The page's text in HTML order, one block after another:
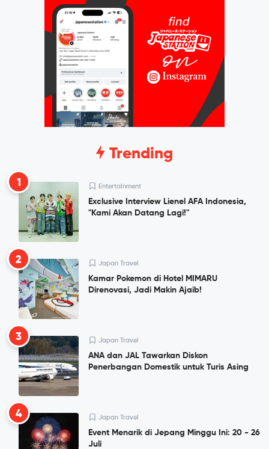
Trending
1 Entertainment
Exclusive Interview Lienel AFA Indonesia,
"Kami Akan Datang Lagi!"
2 Japan Travel
Kamar Pokemon di Hotel MIMARU
Direnovasi, Jadi Makin Ajaib!
3 Japan Travel
ANA dan JAL Tawarkan Diskon
Penerbangan Domestik untuk Turis Asing
4 Japan Travel
Event Menarik di Jepang Minggu Ini: 20 - 26
Juli